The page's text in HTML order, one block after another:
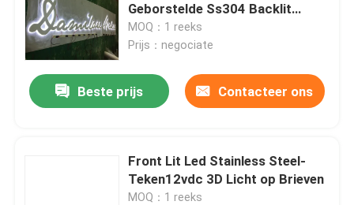
Geborstelde Ss304 Backlit
Metaal van Shopfront
Uithangbord
MOQ：1 reeks
Prijs：negociate
Beste prijs Contacteer ons
Front Lit Led Stainless Steel-
Teken12vdc 3D Licht op Brieven
MOQ：1 reeks